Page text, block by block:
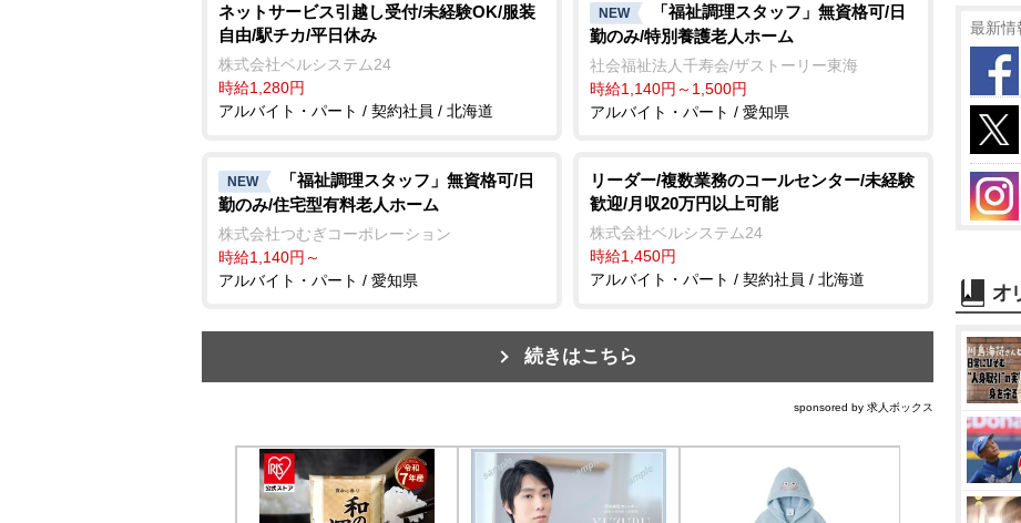
ネットサービス引越し受付/未経験OK/服装
自由/駅チカ/平日休み
株式会社ベルシステム24
時給1,280円
アルバイト・パート / 契約社員 / 北海道
NEW
「福祉調理スタッフ」無資格可/日
勤のみ/特別養護老人ホーム
社会福祉法人千寿会/ザストーリー東海
時給1,140円～1,500円
アルバイト・パート / 愛知県
NEW
「福祉調理スタッフ」無資格可/日
勤のみ/住宅型有料老人ホーム
株式会社つむぎコーポレーション
時給1,140円～
アルバイト・パート / 愛知県
リーダー/複数業務のコールセンター/未経験
歓迎/月収20万円以上可能
株式会社ベルシステム24
時給1,450円
アルバイト・パート / 契約社員 / 北海道
続きはこちら
sponsored by 求人ボックス
最新情